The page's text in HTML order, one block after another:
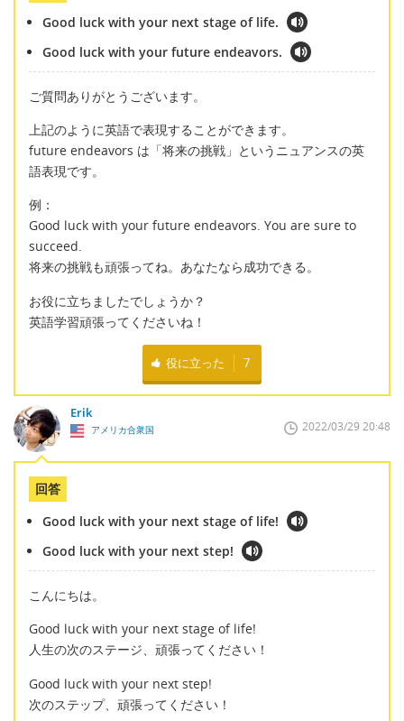
Good luck with your next stage of life.
Good luck with your future endeavors.
ご質問ありがとうございます。
上記のように英語で表現することができます。
future endeavors は「将来の挑戦」というニュアンスの英
語表現です。
例：
Good luck with your future endeavors. You are sure to
succeed.
将来の挑戦も頑張ってね。あなたなら成功できる。
お役に立ちましたでしょうか？
英語学習頑張ってくださいね！
役に立った 7
Erik
アメリカ合衆国 2022/03/29 20:48
回答
Good luck with your next stage of life!
Good luck with your next step!
こんにちは。
Good luck with your next stage of life!
人生の次のステージ、頑張ってください！
Good luck with your next step!
次のステップ、頑張ってください！